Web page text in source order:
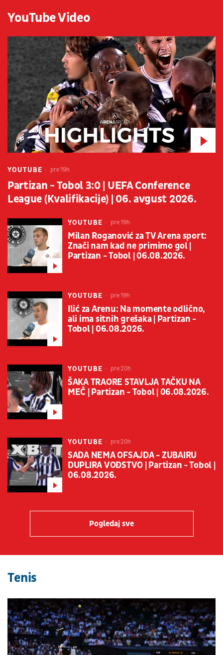
YouTube Video
YOUTUBE pre 19h
Partizan - Tobol 3:0 | UEFA Conference
League (Kvalifikacije) | 06. avgust 2026.
YOUTUBE pre 19h
Milan Roganović za TV Arena sport:
Znači nam kad ne primimo gol |
Partizan - Tobol | 06.08.2026.
YOUTUBE pre 19h
Ilić za Arenu: Na momente odlično,
ali ima sitnih grešaka | Partizan -
Tobol | 06.08.2026.
YOUTUBE pre 20h
ŠAKA TRAORE STAVLJA TAČKU NA
MEČ | Partizan - Tobol | 06.08.2026.
YOUTUBE pre 20h
SADA NEMA OFSAJDA - ZUBAIRU
DUPLIRA VOĐSTVO | Partizan - Tobol |
06.08.2026.
Pogledaj sve
Tenis